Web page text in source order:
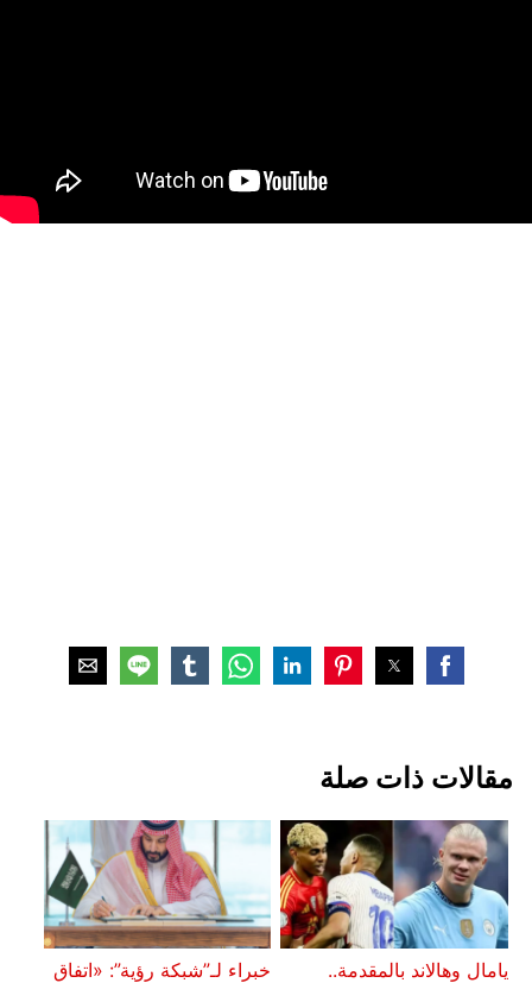
مقالات ذات صلة
يامال وهالاند بالمقدمة..
خبراء لـ”شبكة رؤية”: «اتفاق